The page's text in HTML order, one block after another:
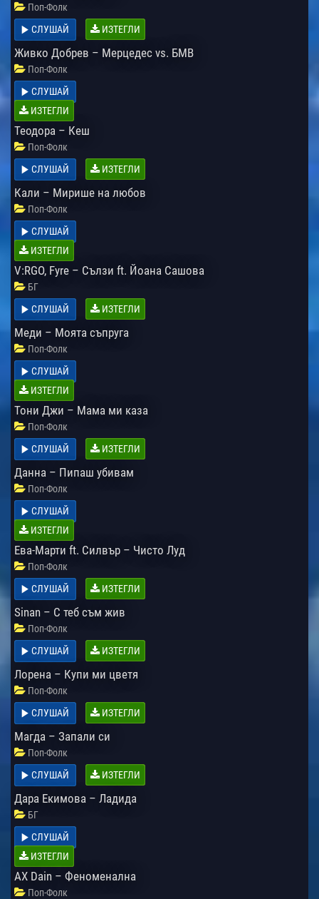
Поп-Фолк
СЛУШАЙ
ИЗТЕГЛИ
Живко Добрев – Мерцедес vs. БМВ
Поп-Фолк
СЛУШАЙ
ИЗТЕГЛИ
Теодора – Кеш
Поп-Фолк
СЛУШАЙ
ИЗТЕГЛИ
Кали – Мирише на любов
Поп-Фолк
СЛУШАЙ
ИЗТЕГЛИ
V:RGO, Fyre – Сълзи ft. Йоана Сашова
БГ
СЛУШАЙ
ИЗТЕГЛИ
Меди – Моята съпруга
Поп-Фолк
СЛУШАЙ
ИЗТЕГЛИ
Тони Джи – Мама ми каза
Поп-Фолк
СЛУШАЙ
ИЗТЕГЛИ
Данна – Пипаш убивам
Поп-Фолк
СЛУШАЙ
ИЗТЕГЛИ
Ева-Марти ft. Силвър – Чисто Луд
Поп-Фолк
СЛУШАЙ
ИЗТЕГЛИ
Sinan – С теб съм жив
Поп-Фолк
СЛУШАЙ
ИЗТЕГЛИ
Лорена – Купи ми цветя
Поп-Фолк
СЛУШАЙ
ИЗТЕГЛИ
Магда – Запали си
Поп-Фолк
СЛУШАЙ
ИЗТЕГЛИ
Дара Екимова – Ладида
БГ
СЛУШАЙ
ИЗТЕГЛИ
AX Dain – Феноменална
Поп-Фолк